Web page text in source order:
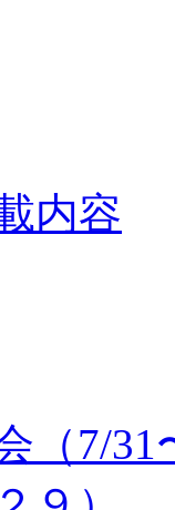
内容
（7/31